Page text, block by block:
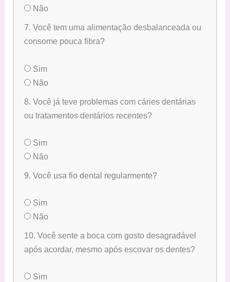
Não
7. Você tem uma alimentação desbalanceada ou
consome pouca fibra?
Sim
Não
8. Você já teve problemas com cáries dentárias
ou tratamentos dentários recentes?
Sim
Não
9. Você usa fio dental regularmente?
Sim
Não
10. Você sente a boca com gosto desagradável
após acordar, mesmo após escovar os dentes?
Sim